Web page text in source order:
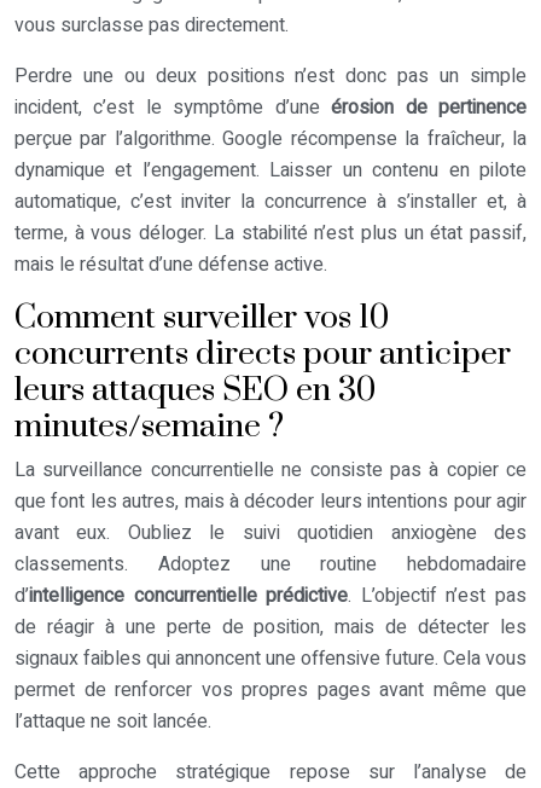
vous surclasse pas directement.
Perdre une ou deux positions n’est donc pas un simple
incident, c’est le symptôme d’uneérosion de pertinence
perçue par l’algorithme. Google récompense la fraîcheur, la
dynamique et l’engagement. Laisser un contenu en pilote
automatique, c’est inviter la concurrence à s’installer et, à
terme, à vous déloger. La stabilité n’est plus un état passif,
mais le résultat d’une défense active.
Comment surveiller vos 10
concurrents directs pour anticiper
leurs attaques SEO en 30
minutes/semaine ?
La surveillance concurrentielle ne consiste pas à copier ce
que font les autres, mais à décoder leurs intentions pour agir
avant eux. Oubliez le suivi quotidien anxiogène des
classements. Adoptez une routine hebdomadaire
d’intelligence concurrentielle prédictive. L’objectif n’est pas
de réagir à une perte de position, mais de détecter les
signaux faibles qui annoncent une offensive future. Cela vous
permet de renforcer vos propres pages avant même que
l’attaque ne soit lancée.
Cette approche stratégique repose sur l’analyse de